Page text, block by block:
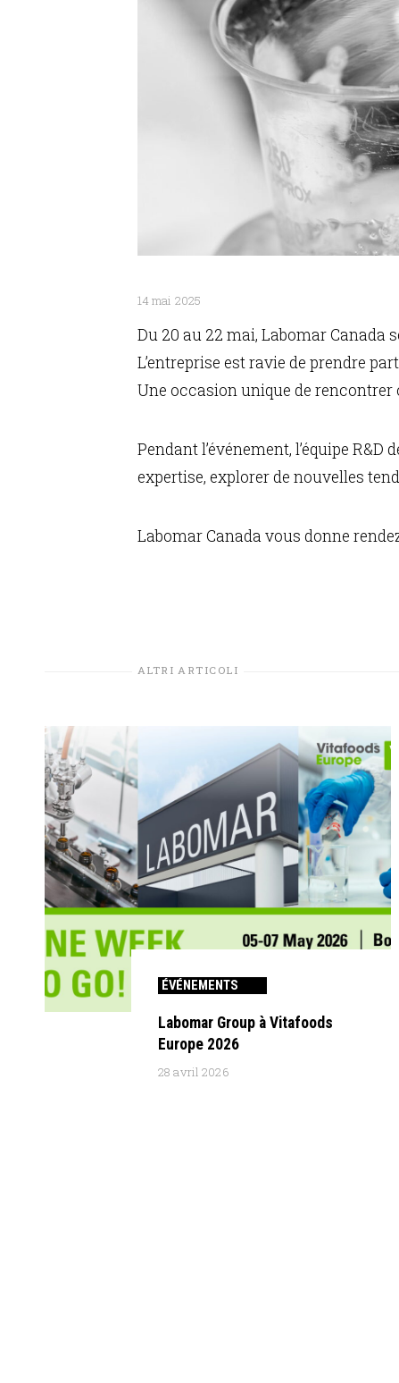
14 mai 2025
Du 20 au 22 mai, Labomar Canada
L’entreprise est ravie de prendre
Une occasion unique de
Pendant l’événement, l’équipe
expertise, explorer de nouvelles
Labomar Canada vous donne
ALTRI ARTICOLI
ÉVÉNEMENTS
Labomar Group à Vitafoods
Europe 2026
28 avril 2026